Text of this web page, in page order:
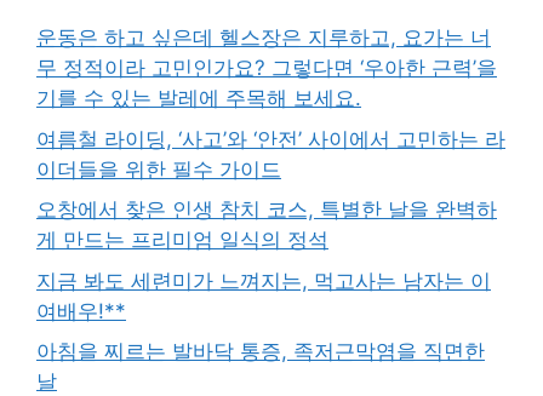
운동은 하고 싶은데 헬스장은 지루하고, 요가는 너
무 정적이라 고민인가요? 그렇다면 ‘우아한 근력’을
기를 수 있는 발레에 주목해 보세요.
여름철 라이딩, ‘사고’와 ‘안전’ 사이에서 고민하는 라
이더들을 위한 필수 가이드
오창에서 찾은 인생 참치 코스, 특별한 날을 완벽하
게 만드는 프리미엄 일식의 정석
지금 봐도 세련미가 느껴지는, 먹고사는 남자는 이
여배우!**
아침을 찌르는 발바닥 통증, 족저근막염을 직면한
날